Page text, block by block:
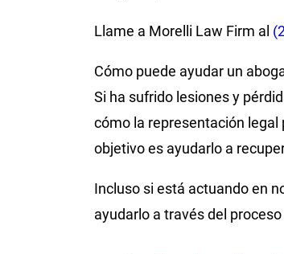
Llame a Morelli Law Firm al
Cómo puede ayudar un
Si ha sufrido lesiones y
cómo la representación legal
objetivo es ayudarlo a
Incluso si está actuando en
ayudarlo a través del proceso